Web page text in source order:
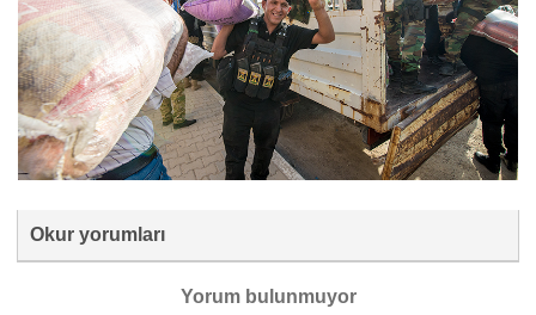
Okur yorumları
Yorum bulunmuyor